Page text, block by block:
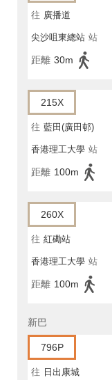
往 廣播道
尖沙咀東總站 站
距離 30m
215X
往 藍田(廣田邨)
香港理工大學 站
距離 100m
260X
往 紅磡站
香港理工大學 站
距離 100m
新巴
796P
往 日出康城